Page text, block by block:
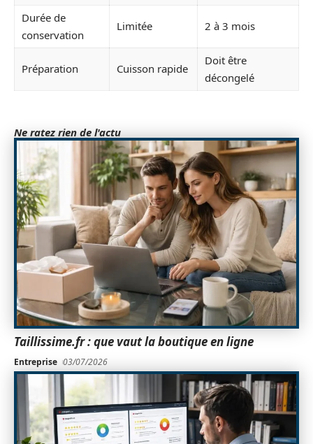
Durée de
conservation
Limitée 2 à 3 mois
Préparation Cuisson rapide
Doit être
décongelé
Ne ratez rien de l'actu
Taillissime.fr : que vaut la boutique en ligne
Entreprise 03/07/2026